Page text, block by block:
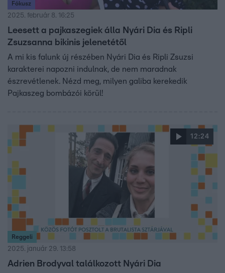
Fókusz
2025. február 8. 16:25
Leesett a pajkaszegiek álla Nyári Dia és Ripli
Zsuzsanna bikinis jelenetétől
A mi kis falunk új részében Nyári Dia és Ripli Zsuzsi
karakterei napozni indulnak, de nem maradnak
észrevétlenek. Nézd meg, milyen galiba kerekedik
Pajkaszeg bombázói körül!
12:24
Reggeli
2025. január 29. 13:58
Adrien Brodyval találkozott Nyári Dia